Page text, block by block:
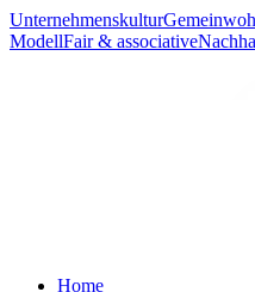
Unternehmenskultur
ModellFair & associative
Home